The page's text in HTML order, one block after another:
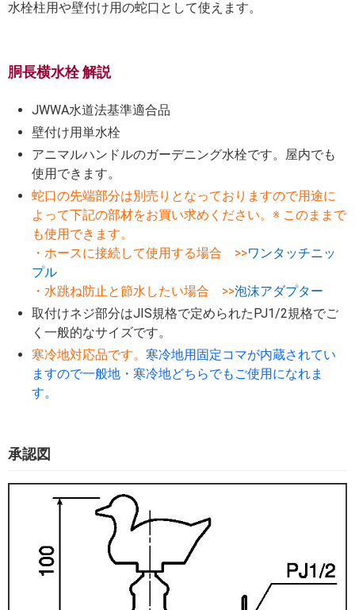
水栓柱用や壁付け用の蛇口として使えます。
胴長横水栓 解説
JWWA水道法基準適合品
壁付け用単水栓
アニマルハンドルのガーデニング水栓です。屋内でも
使用できます。
蛇口の先端部分は別売りとなっておりますので用途に
よって下記の部材をお買い求めください。※ このままで
も使用できます。
・ホースに接続して使用する場合 >>ワンタッチニッ
プル
・水跳ね防止と節水したい場合 >>泡沫アダプター
取付けネジ部分はJIS規格で定められたPJ1/2規格でご
く一般的なサイズです。
寒冷地対応品です。 寒冷地用固定コマが内蔵されてい
ますので一般地・寒冷地どちらでもご使用になれま
す。
承認図